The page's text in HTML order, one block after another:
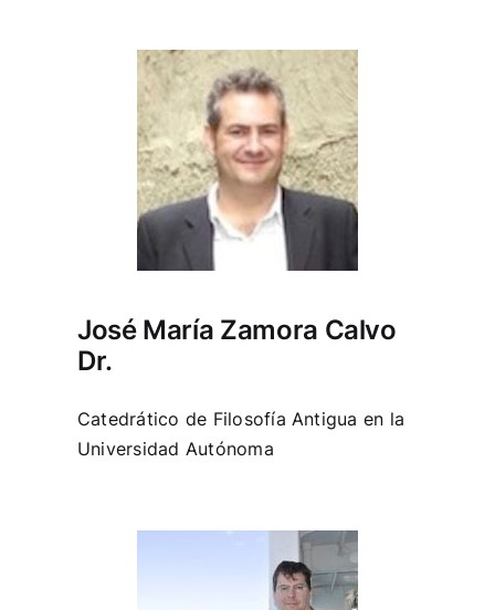
José María Zamora Calvo
Dr.
Catedrático de Filosofía Antigua en la
Universidad Autónoma